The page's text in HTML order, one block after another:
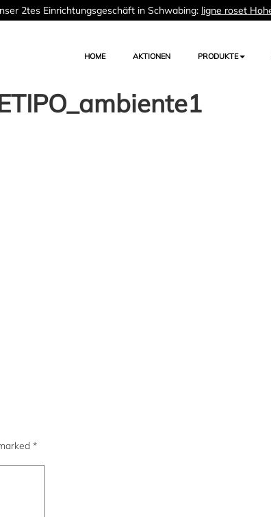
2tes Einrichtungsgeschäft in Schwabing: ligne roset
HOME AKTIONEN PRODUKTE
*